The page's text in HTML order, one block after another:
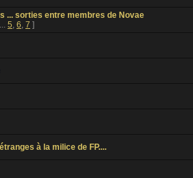
... sorties entre membres de Novae
... 5, 6, 7 ]
à la milice de FP....